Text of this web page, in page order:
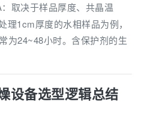
取决于样品厚度、共晶温
理1cm厚度的水相样品为例，
为24~48小时。含保护剂的生
设备选型逻辑总结